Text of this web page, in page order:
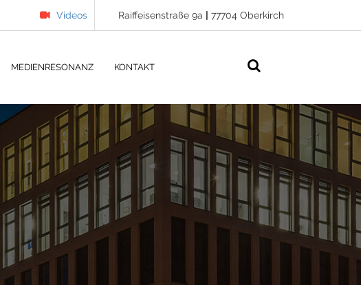
Videos Raiffeisenstraße 9a | 77704 Oberkirch
MEDIENRESONANZ KONTAKT